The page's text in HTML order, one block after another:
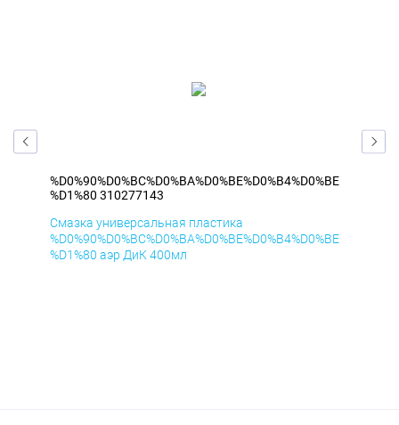
%D0%90%D0%BC%D0%BA%D0%BE%D0%B4%D0%BE
%D1%80 310277143
Смазка универсальная пластика
%D0%90%D0%BC%D0%BA%D0%BE%D0%B4%D0%BE
%D1%80 аэр ДиК 400мл